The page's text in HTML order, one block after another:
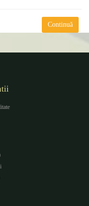
Continuă